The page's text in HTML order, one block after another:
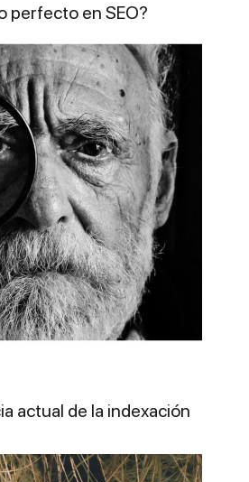
perfecto en SEO?
actual de la indexación